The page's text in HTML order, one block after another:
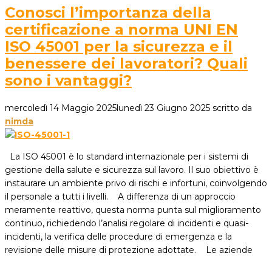
Conosci l’importanza della
certificazione a norma UNI EN
ISO 45001 per la sicurezza e il
benessere dei lavoratori? Quali
sono i vantaggi?
mercoledì 14 Maggio 2025lunedì 23 Giugno 2025 scritto da
nimda
La ISO 45001 è lo standard internazionale per i sistemi di
gestione della salute e sicurezza sul lavoro. Il suo obiettivo è
instaurare un ambiente privo di rischi e infortuni, coinvolgendo
il personale a tutti i livelli. A differenza di un approccio
meramente reattivo, questa norma punta sul miglioramento
continuo, richiedendo l’analisi regolare di incidenti e quasi-
incidenti, la verifica delle procedure di emergenza e la
revisione delle misure di protezione adottate. Le aziende